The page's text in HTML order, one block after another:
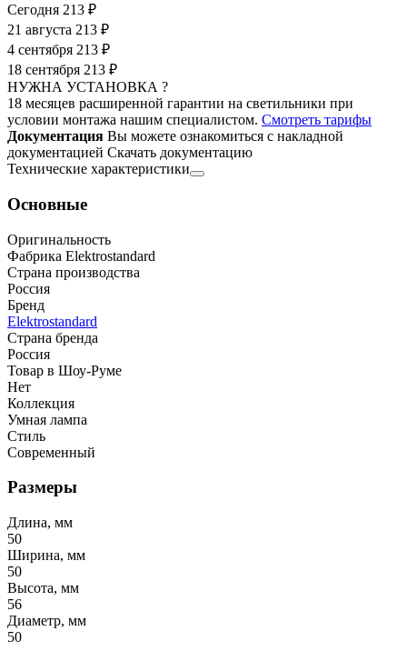
Сегодня 213 ₽
21 августа 213 ₽
4 сентября 213 ₽
18 сентября 213 ₽
НУЖНА УСТАНОВКА ?
18 месяцев расширенной гарантии на светильники при
условии монтажа нашим специалистом. Смотреть тарифы
Документация Вы можете ознакомиться с накладной
документацией Скачать документацию
Технические характеристики
Основные
Оригинальность
Фабрика Elektrostandard
Страна производства
Россия
Бренд
Elektrostandard
Страна бренда
Россия
Товар в Шоу-Руме
Нет
Коллекция
Умная лампа
Стиль
Современный
Размеры
Длина, мм
50
Ширина, мм
50
Высота, мм
56
Диаметр, мм
50